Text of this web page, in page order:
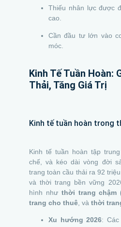
Thiếu nhân lực được
cao.
Cần đầu tư lớn vào
móc.
Kinh Tế Tuần Hoàn:
Thải, Tăng Giá Trị
Kinh tế tuần hoàn trong
Kinh tế tuần hoàn tập
chế, và kéo dài vòng đời
trang toàn cầu thải ra 92
và thời trang bền vững
hình như thời trang chậm
trang cho thuê , và thời
Xu hướng 2026: